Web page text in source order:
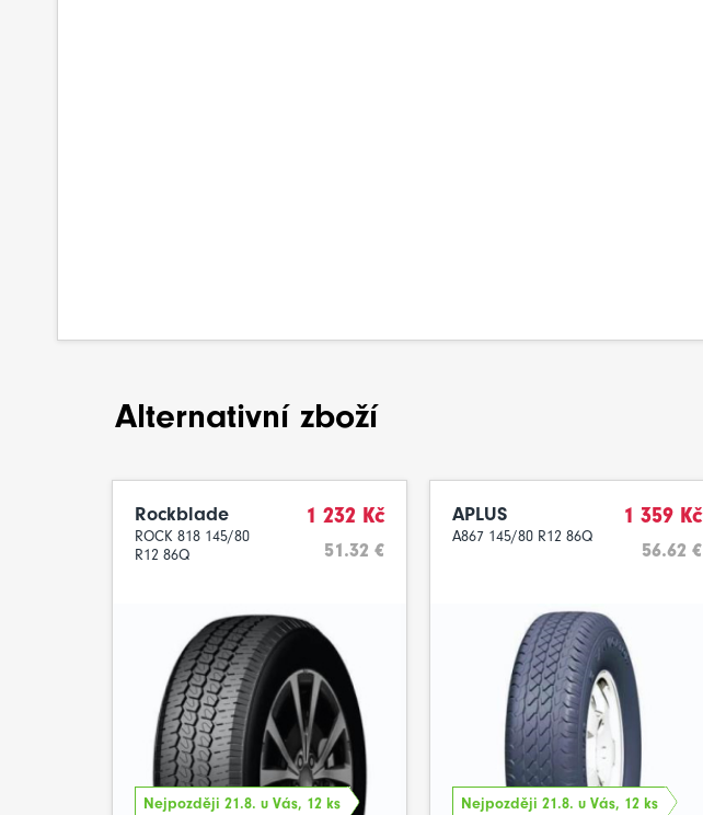
Alternativní zboží
Rockblade
ROCK 818 145/80
R12 86Q
1 232 Kč
51.32 €
Nejpozději 21.8. u Vás, 12 ks
APLUS
A867 145/80 R12 86Q
1 359 Kč
56.62 €
Nejpozději 21.8. u Vás, 12 ks